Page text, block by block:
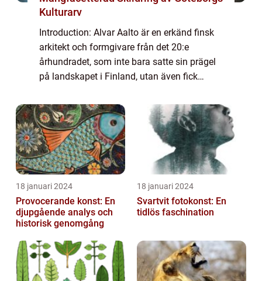
Kulturarv
Introduction: Alvar Aalto är en erkänd finsk
arkitekt och formgivare från det 20:e
århundradet, som inte bara satte sin prägel
på landskapet i Finland, utan även fick
Hans innovativa och funktionella design...
18 januari 2024
Provocerande konst: En
djupgående analys och
historisk genomgång
18 januari 2024
Svartvit fotokonst: En
tidlös faschination